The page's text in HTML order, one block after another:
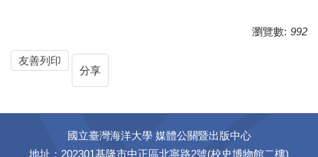
瀏覽數: 992
友善列印
分享
國立臺灣海洋大學 媒體公關暨出版中心
地址：202301基隆市中正區北寧路2號(校史博物館二樓)